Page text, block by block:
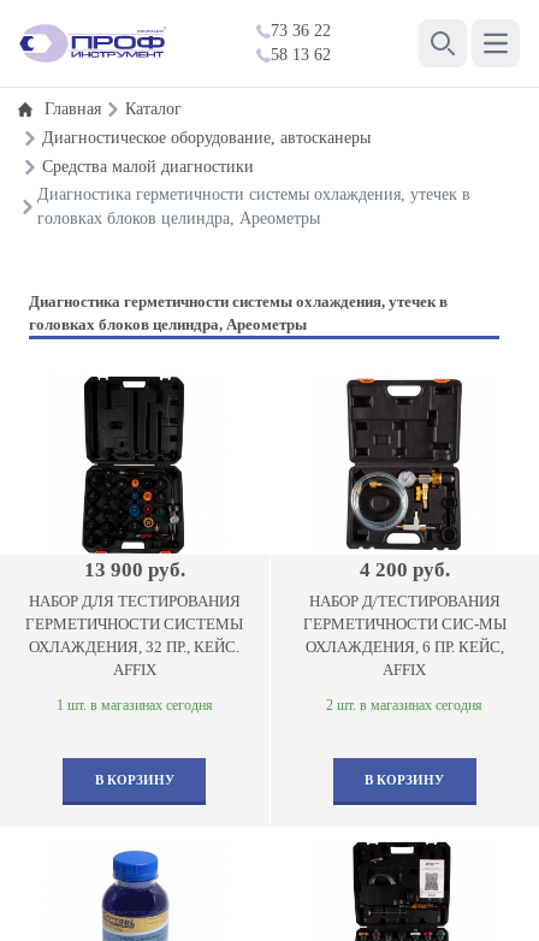
73 36 22
58 13 62
Open
Главная
Каталог
Диагностическое оборудование, автосканеры
Средства малой диагностики
Диагностика герметичности системы охлаждения, утечек в
головках блоков целиндра, Ареометры
Диагностика герметичности системы охлаждения, утечек в
головках блоков целиндра, Ареометры
13 900 руб.
НАБОР ДЛЯ ТЕСТИРОВАНИЯ
ГЕРМЕТИЧНОСТИ СИСТЕМЫ
ОХЛАЖДЕНИЯ, 32 ПР., КЕЙС.
AFFIX
1 шт. в магазинах сегодня
В КОРЗИНУ
4 200 руб.
НАБОР Д/ТЕСТИРОВАНИЯ
ГЕРМЕТИЧНОСТИ СИС-МЫ
ОХЛАЖДЕНИЯ, 6 ПР. КЕЙС,
AFFIX
2 шт. в магазинах сегодня
В КОРЗИНУ